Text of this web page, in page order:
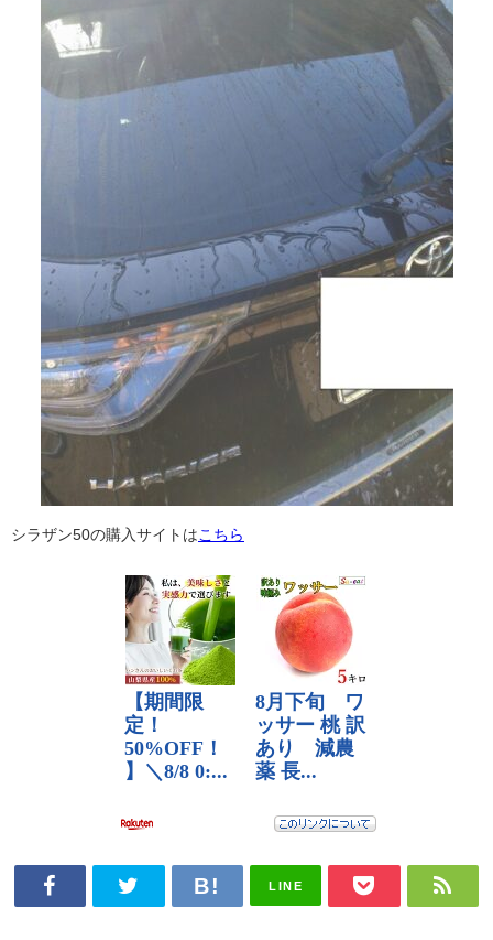
シラザン50の購入サイトは こちら
LINE